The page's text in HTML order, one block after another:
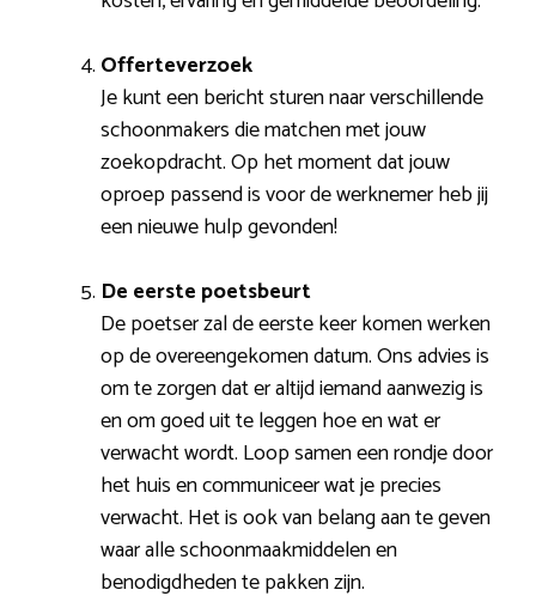
Offerteverzoek
Je kunt een bericht sturen naar verschillende
schoonmakers die matchen met jouw
zoekopdracht. Op het moment dat jouw
oproep passend is voor de werknemer heb jij
een nieuwe hulp gevonden!
De eerste poetsbeurt
De poetser zal de eerste keer komen werken
op de overeengekomen datum. Ons advies is
om te zorgen dat er altijd iemand aanwezig is
en om goed uit te leggen hoe en wat er
verwacht wordt. Loop samen een rondje door
het huis en communiceer wat je precies
verwacht. Het is ook van belang aan te geven
waar alle schoonmaakmiddelen en
benodigdheden te pakken zijn.